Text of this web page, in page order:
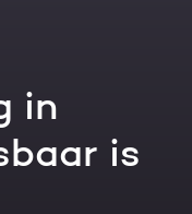
in
is